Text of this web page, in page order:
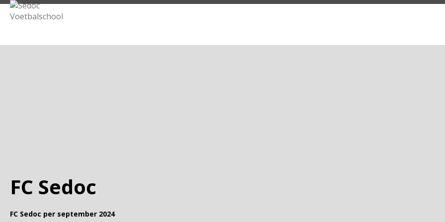
FC Sedoc
FC Sedoc per september 2024